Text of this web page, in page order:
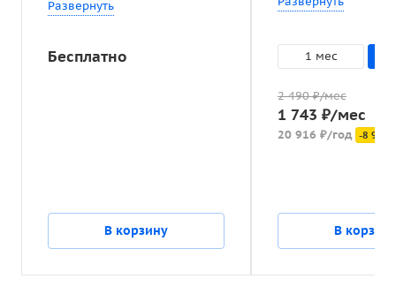
Развернуть
Бесплатно
В корзину
1 мес
2 490 ₽/мес
1 743 ₽/мес
20 916 ₽/год -8 964
В